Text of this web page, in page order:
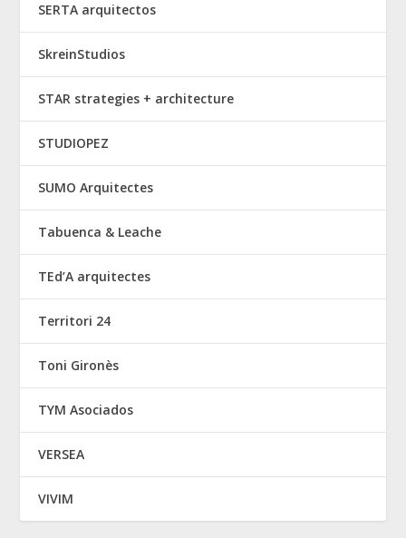
SERTA arquitectos
SkreinStudios
STAR strategies + architecture
STUDIOPEZ
SUMO Arquitectes
Tabuenca & Leache
TEd’A arquitectes
Territori 24
Toni Gironès
TYM Asociados
VERSEA
VIVIM